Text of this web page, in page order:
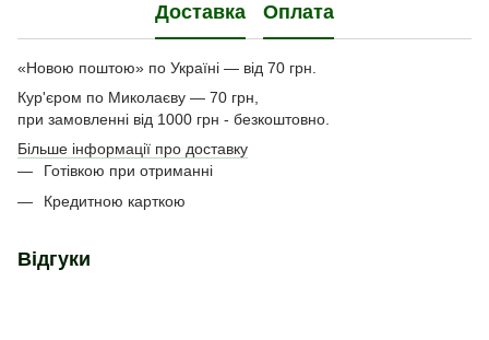
Доставка Оплата
«Новою поштою» по Україні — від 70 грн.
Кур'єром по Миколаєву — 70 грн,
при замовленні від 1000 грн - безкоштовно.
Більше інформації про доставку
Готівкою при отриманні
Кредитною карткою
Відгуки